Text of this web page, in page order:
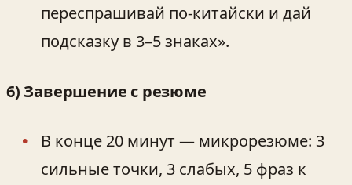
переспрашивай по‑китайски и дай
подсказку в 3–5 знаках».
6) Завершение с резюме
В конце 20 минут — микрорезюме: 3
сильные точки, 3 слабых, 5 фраз к